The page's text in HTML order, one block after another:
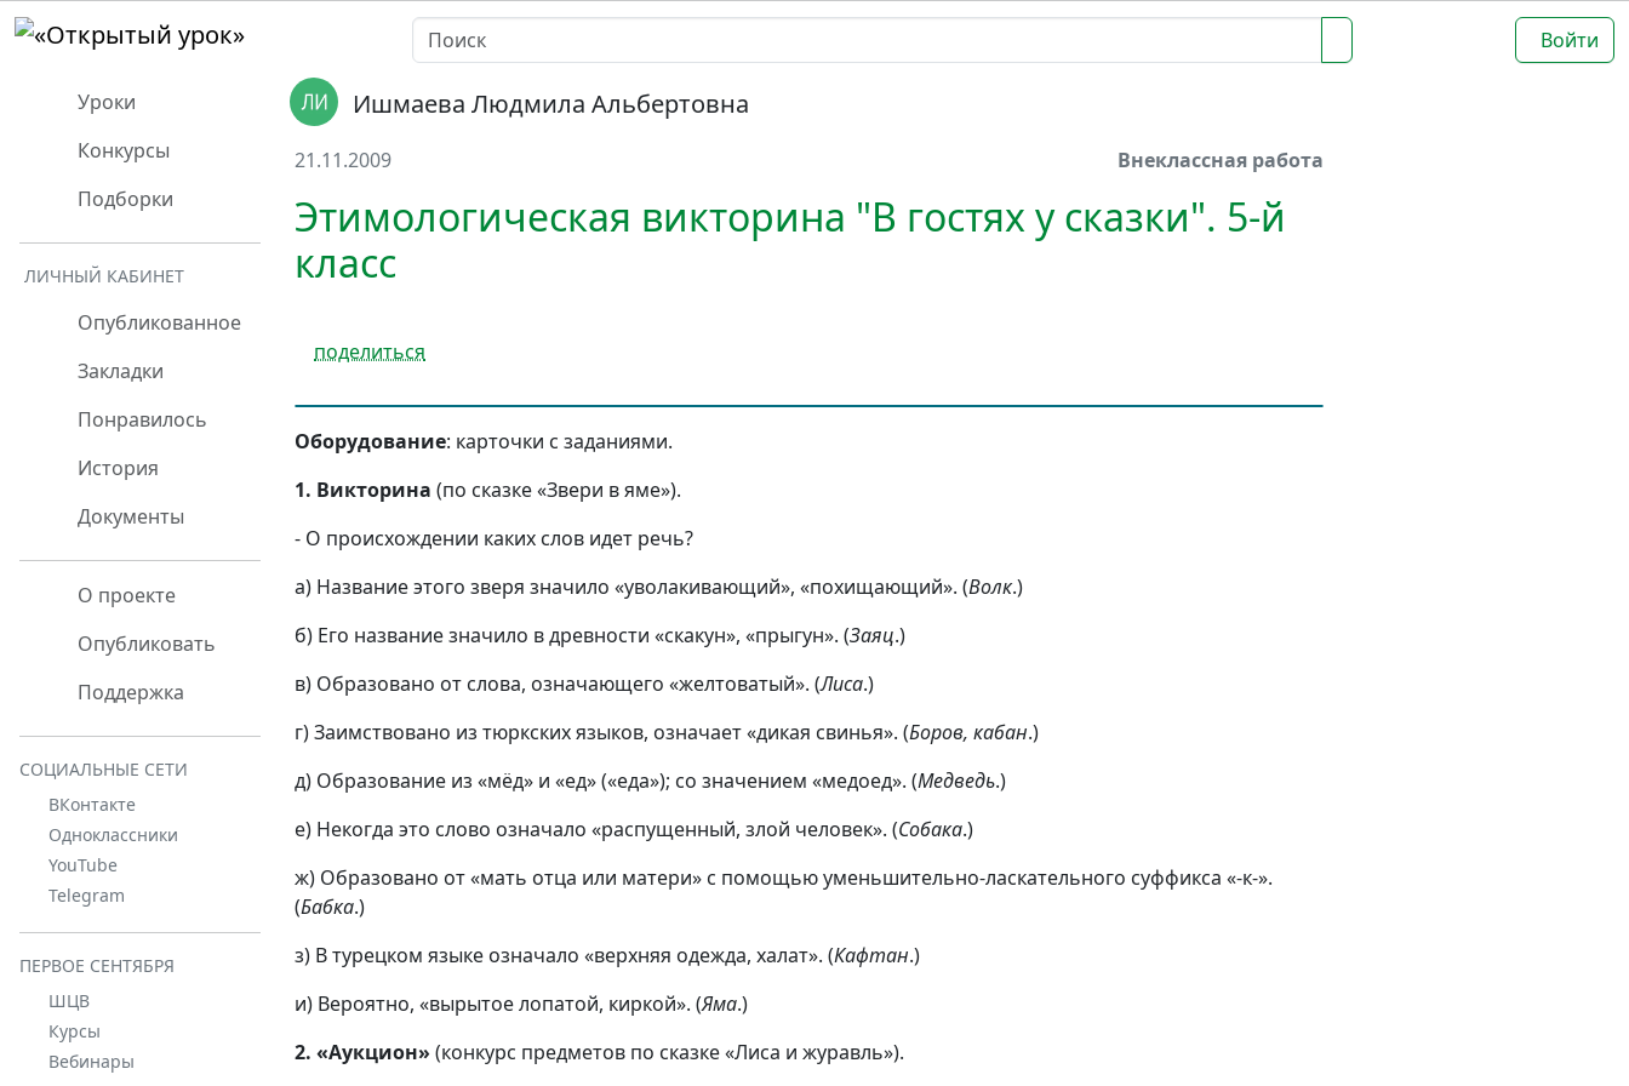
Войти
Уроки
Конкурсы
Подборки
ЛИЧНЫЙ КАБИНЕТ
Опубликованное
Закладки
Понравилось
История
Документы
О проекте
Опубликовать
Поддержка
СОЦИАЛЬНЫЕ СЕТИ
ВКонтакте
Одноклассники
YouTube
Telegram
ПЕРВОЕ СЕНТЯБРЯ
ШЦВ
Курсы
Вебинары
Ишмаева Людмила Альбертовна
21.11.2009 Внеклассная работа
Этимологическая викторина "В гостях у сказки". 5-й
класс
поделиться
Оборудование: карточки с заданиями.
1. Викторина (по сказке «Звери в яме»).
- О происхождении каких слов идет речь?
а) Название этого зверя значило «уволакивающий», «похищающий». (Волк.)
б) Его название значило в древности «скакун», «прыгун». (Заяц.)
в) Образовано от слова, означающего «желтоватый». (Лиса.)
г) Заимствовано из тюркских языков, означает «дикая свинья». (Боров, кабан.)
д) Образование из «мёд» и «ед» («еда»); со значением «медоед». (Медведь.)
е) Некогда это слово означало «распущенный, злой человек». (Собака.)
ж) Образовано от «мать отца или матери» с помощью уменьшительно-ласкательного суффикса «-к-».
(Бабка.)
з) В турецком языке означало «верхняя одежда, халат». (Кафтан.)
и) Вероятно, «вырытое лопатой, киркой». (Яма.)
2. «Аукцион» (конкурс предметов по сказке «Лиса и журавль»).